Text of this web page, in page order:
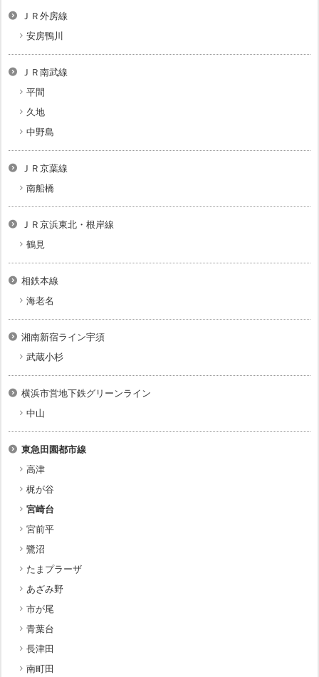
ＪＲ外房線
安房鴨川
ＪＲ南武線
平間
久地
中野島
ＪＲ京葉線
南船橋
ＪＲ京浜東北・根岸線
鶴見
相鉄本線
海老名
湘南新宿ライン宇須
武蔵小杉
横浜市営地下鉄グリーンライン
中山
東急田園都市線
高津
梶が谷
宮崎台
宮前平
鷺沼
たまプラーザ
あざみ野
市が尾
青葉台
長津田
南町田